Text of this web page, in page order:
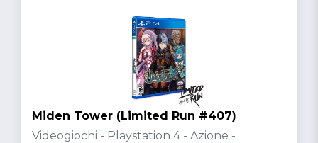
Miden Tower (Limited Run #407)
Videogiochi - Playstation 4 - Azione -